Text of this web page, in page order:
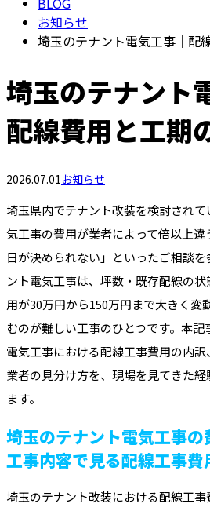
お知らせ
埼玉のテナント電気工事｜配
埼玉のテナント
配線費用と工期
2026.07.01お知らせ
埼玉県内でテナント改装を検討され
気工事の費用が業者によって倍以上
日が決められない」といったご相談
ント電気工事は、坪数・既存配線の
用が30万円から150万円まで大きく変
むのが難しい工事のひとつです。本
電気工事における配線工事費用の内
業者の見分け方を、現場を見てきた
ます。
埼玉のテナント電気工事の
工事内容で見る配線工事費
埼玉のテナント改装における配線工